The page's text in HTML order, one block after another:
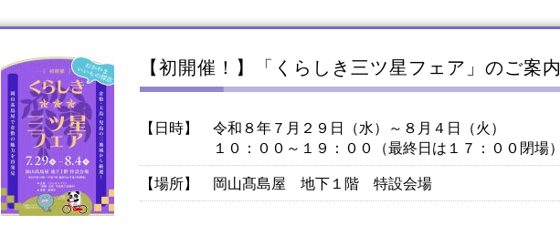
【初開催！】「くらしき三ツ星フェア」のご案内
【日時】
令和８年７月２９日（水）～８月４日（火）
１０：００～１９：００（最終日は１７：００閉場）
【場所】
岡山髙島屋 地下１階 特設会場